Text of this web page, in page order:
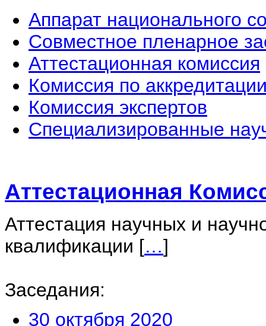
Аппарат национального
Совместное пленарное
Аттестационная комисcия
Комиссия по
Комиссия экспертов
Специализированные
Аттестационная
Аттестация научных и
квалификации […]
Заседания:
30 октября 2020